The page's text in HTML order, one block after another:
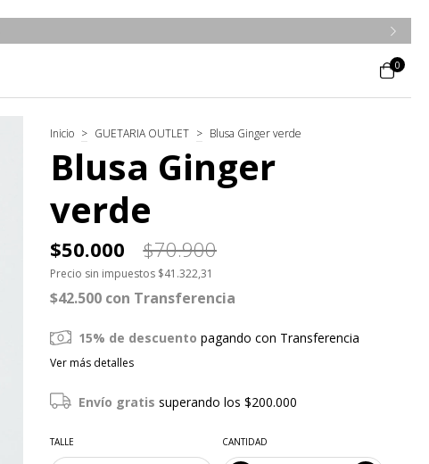
0
Inicio > GUETARIA OUTLET > Blusa Ginger verde
Blusa Ginger
verde
$50.000 $70.900
Precio sin impuestos $41.322,31
$42.500 con Transferencia
15% de descuento pagando con Transferencia
Ver más detalles
Envío gratis superando los $200.000
TALLE CANTIDAD